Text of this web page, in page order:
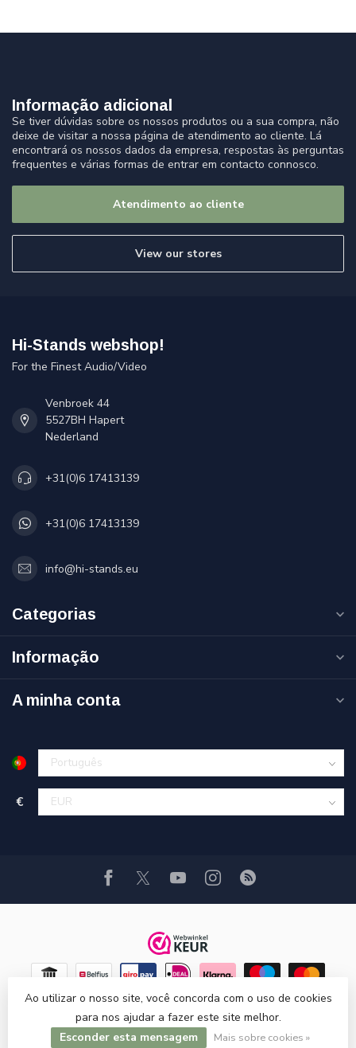
Informação adicional
Se tiver dúvidas sobre os nossos produtos ou a sua compra, não
deixe de visitar a nossa página de atendimento ao cliente. Lá
encontrará os nossos dados da empresa, respostas às perguntas
frequentes e várias formas de entrar em contacto connosco.
Atendimento ao cliente
View our stores
Hi-Stands webshop!
For the Finest Audio/Video
Venbroek 44
5527BH Hapert
Nederland
+31(0)6 17413139
+31(0)6 17413139
info@hi-stands.eu
Categorias
Informação
A minha conta
€
© Copyright 2026 Hi-Stands webshop!
Ao utilizar o nosso site, você concorda com o uso de cookies
para nos ajudar a fazer este site melhor.
Esconder esta mensagem
Mais sobre cookies »